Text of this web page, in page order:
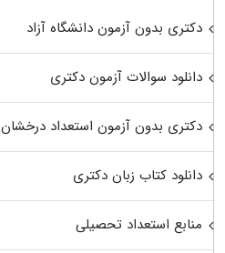
دکتری بدون آزمون دانشگاه آزاد
دانلود سوالات آزمون دکتری
دکتری بدون آزمون استعداد درخشان
دانلود کتاب زبان دکتری
منابع استعداد تحصیلی